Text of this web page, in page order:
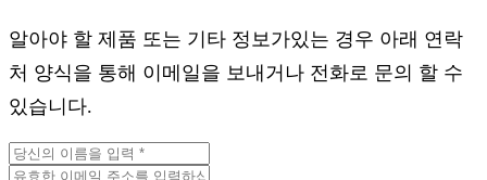
알아야 할 제품 또는 기타 정보가있는 경우 아래 연락
처 양식을 통해 이메일을 보내거나 전화로 문의 할 수
있습니다.